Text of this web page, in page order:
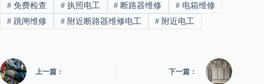
#免费检查 #执照电工 # 断路器维修 # 电箱维修
#跳闸维修 #附近断路器维修电工 # 附近电工
上一篇： 下一篇：